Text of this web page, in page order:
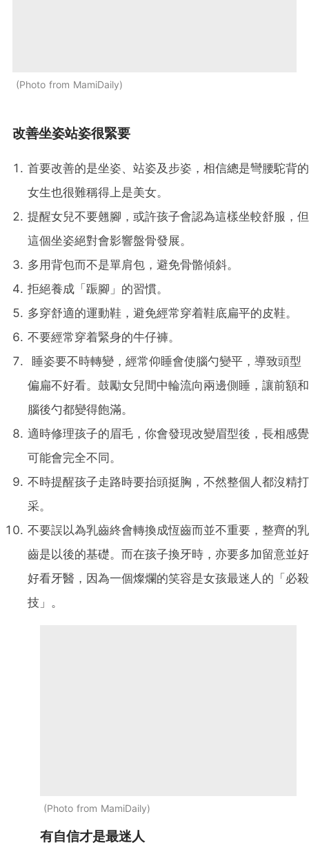
Photo from MamiDaily
改善坐姿站姿很緊要
首要改善的是坐姿、站姿及步姿，相信總是彎腰駝背的
女生也很難稱得上是美女。
提醒女兒不要翹腳，或許孩子會認為這樣坐較舒服，但
這個坐姿絕對會影響盤骨發展。
多用背包而不是單肩包，避免骨骼傾斜。
拒絕養成「䟴腳」的習慣。
多穿舒適的運動鞋，避免經常穿着鞋底扁平的皮鞋。
不要經常穿着緊身的牛仔褲。
睡姿要不時轉變，經常仰睡會使腦勺變平，導致頭型
偏扁不好看。鼓勵女兒間中輪流向兩邊側睡，讓前額和
腦後勺都變得飽滿。
適時修理孩子的眉毛，你會發現改變眉型後，長相感覺
可能會完全不同。
不時提醒孩子走路時要抬頭挺胸，不然整個人都沒精打
采。
不要誤以為乳齒終會轉換成恆齒而並不重要，整齊的乳
齒是以後的基礎。而在孩子換牙時，亦要多加留意並好
好看牙醫，因為一個燦爛的笑容是女孩最迷人的「必殺
技」。
Photo from MamiDaily
有自信才是最迷人